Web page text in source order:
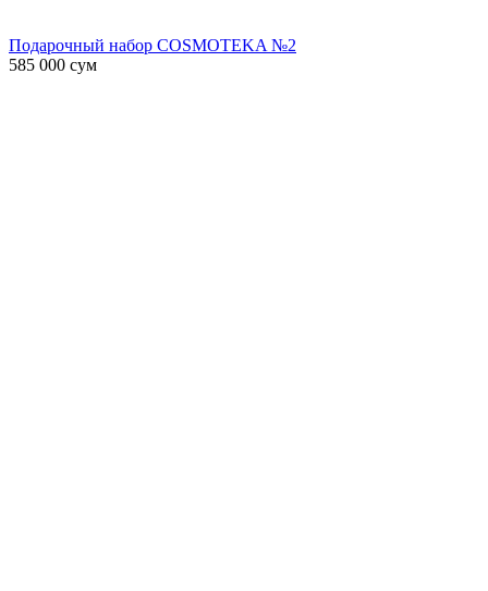
Подарочный набор COSMOTEKA №2
585 000 сум